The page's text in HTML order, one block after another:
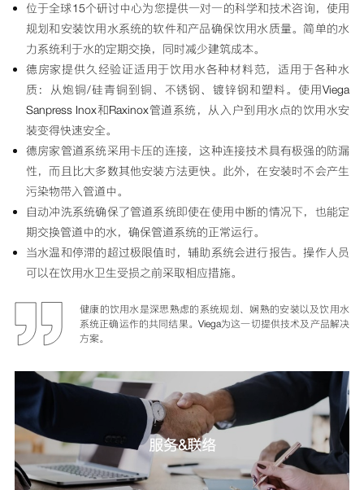
位于全球15个研讨中心为您提供一对一的科学和技术咨询，使用
规划和安装饮用水系统的软件和产品确保饮用水质量。简单的水
力系统利于水的定期交换，同时减少建筑成本。
德房家提供久经验证适用于饮用水各种材料范，适用于各种水
质：从炮铜/硅青铜到铜、不锈钢、镀锌钢和塑料。使用Viega
Sanpress Inox和Raxinox管道系统，从入户到用水点的饮用水安
装变得快速安全。
德房家管道系统采用卡压的连接，这种连接技术具有极强的防漏
性，而且比大多数其他安装方法更快。此外，在安装时不会产生
污染物带入管道中。
自动冲洗系统确保了管道系统即使在使用中断的情况下，也能定
期交换管道中的水，确保管道系统的正常运行。
当水温和停滞的超过极限值时，辅助系统会进行报告。操作人员
可以在饮用水卫生受损之前采取相应措施。
健康的饮用水是深思熟虑的系统规划、娴熟的安装以及饮用水
系统正确运作的共同结果。Viega为这一切提供技术及产品解决
方案。
服务&联络